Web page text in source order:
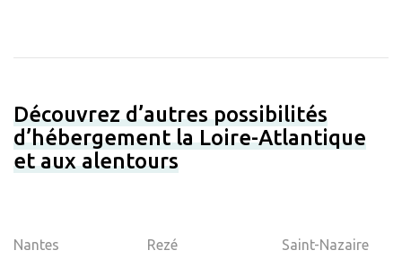
Découvrez d’autres possibilités
d’hébergement la Loire-Atlantique
et aux alentours
Nantes Rezé Saint-Nazaire